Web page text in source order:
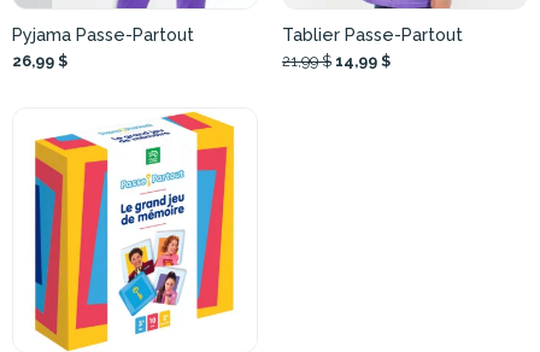
Pyjama Passe-Partout
26,99 $
Tablier Passe-Partout
21,99 $ 14,99 $